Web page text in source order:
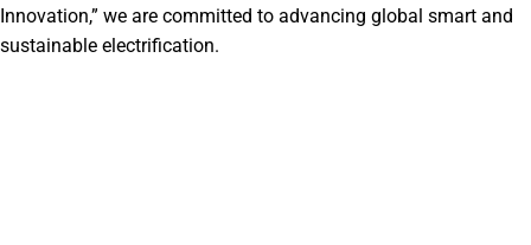
Innovation,” we are committed to advancing global smart and
sustainable electrification.